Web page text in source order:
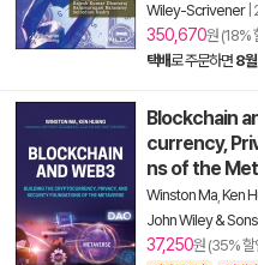
Wiley-Scrivener|
350,670원 (18%
택배로 주문하면 8
Blockchain
currency,
ns of the
Winston Ma Ken
John Wiley &
37,250원 (35%